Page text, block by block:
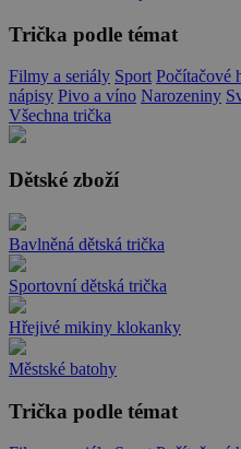
Trička podle témat
Filmy a seriály Sport Počítačové
nápisy Pivo a víno Narozeniny
Všechna trička
Dětské zboží
Bavlněná dětská trička
Sportovní dětská trička
Hřejivé mikiny klokanky
Městské batohy
Trička podle témat